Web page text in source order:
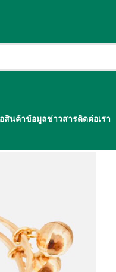
สินค้าข้อมูลข่าวสารติดต่อเรา